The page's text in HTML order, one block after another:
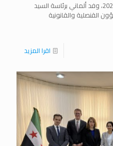
زار أول أمس الأربعاء 30 نيسان 2025، وفد ألماني برئاسة السيد
القنصلية والقانونية
اقرا المزيد